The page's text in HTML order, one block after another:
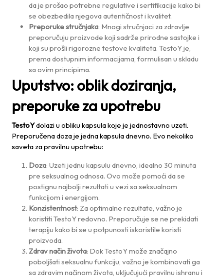
da je prošao potrebne regulative i sertifikacije kako bi
se obezbedila njegova autentičnost i kvalitet.
Preporuke stručnjaka: Mnogi stručnjaci za zdravlje
preporučuju proizvode koji sadrže prirodne sastojke i
koji su prošli rigorozne testove kvaliteta. TestoY je,
prema dostupnim informacijama, formulisan u skladu
sa ovim principima.
Uputstvo: oblik doziranja,
preporuke za upotrebu
TestoYdolazi u obliku kapsula koje je jednostavno uzeti.
Preporučena doza je jedna kapsula dnevno. Evo nekoliko
saveta za pravilnu upotrebu:
Doza: Uzeti jednu kapsulu dnevno, idealno 30 minuta
pre seksualnog odnosa. Ovo može pomoći da se
postignu najbolji rezultati u vezi sa seksualnom
funkcijom i energijom.
Konzistentnost: Za optimalne rezultate, važno je
koristiti TestoY redovno. Preporučuje se ne prekidati
terapiju kako bi se u potpunosti iskoristile koristi
proizvoda.
Zdrav način života: Dok TestoY može značajno
poboljšati seksualnu funkciju, važno je kombinovati ga
sa zdravim načinom života, uključujući pravilnu ishranu i